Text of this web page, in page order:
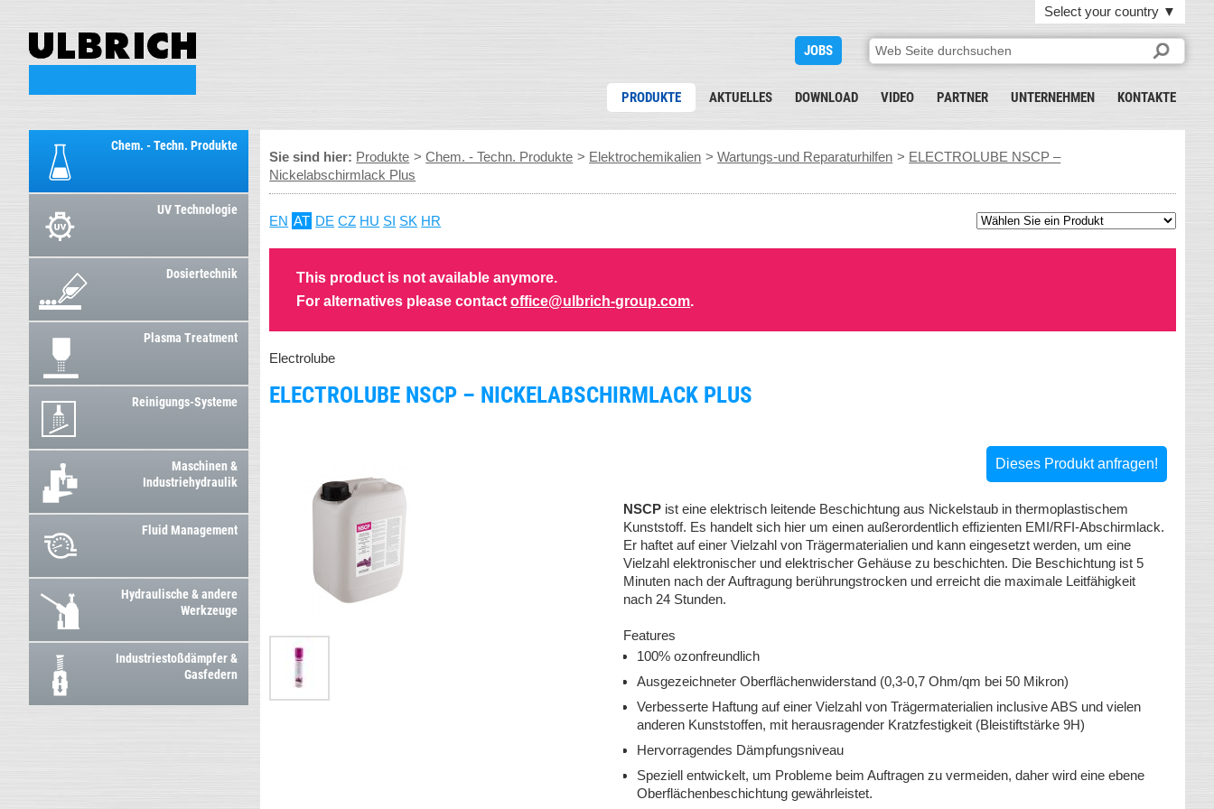
Select your country ▼
JOBS
PRODUKTE AKTUELLES DOWNLOAD VIDEO PARTNER UNTERNEHMEN KONTAKTE
Chem. - Techn. Produkte
UV Technologie
Dosiertechnik
Plasma Treatment
Reinigungs-Systeme
Maschinen &
Industriehydraulik
Fluid Management
Hydraulische & andere
Werkzeuge
Industriestoßdämpfer &
Gasfedern
Sie sind hier: Produkte >Chem. - Techn. Produkte > Elektrochemikalien >Wartungs-und Reparaturhilfen > ELECTROLUBE NSCP –
Nickelabschirmlack Plus
EN AT DE CZ HU SI SK HR
This product is not available anymore.
For alternatives please contactoffice@ulbrich-group.com.
Electrolube
ELECTROLUBE NSCP – NICKELABSCHIRMLACK PLUS
Dieses Produkt anfragen!
NSCPist eine elektrisch leitende Beschichtung aus Nickelstaub in thermoplastischem
Kunststoff. Es handelt sich hier um einen außerordentlich effizienten EMI/RFI-Abschirmlack.
Er haftet auf einer Vielzahl von Trägermaterialien und kann eingesetzt werden, um eine
Vielzahl elektronischer und elektrischer Gehäuse zu beschichten. Die Beschichtung ist 5
Minuten nach der Auftragung berührungstrocken und erreicht die maximale Leitfähigkeit
nach 24 Stunden.
Features
100% ozonfreundlich
Ausgezeichneter Oberflächenwiderstand (0,3-0,7 Ohm/qm bei 50 Mikron)
Verbesserte Haftung auf einer Vielzahl von Trägermaterialien inclusive ABS und vielen
anderen Kunststoffen, mit herausragender Kratzfestigkeit (Bleistiftstärke 9H)
Hervorragendes Dämpfungsniveau
Speziell entwickelt, um Probleme beim Auftragen zu vermeiden, daher wird eine ebene
Oberflächenbeschichtung gewährleistet.